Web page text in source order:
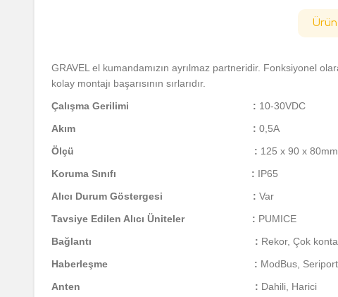
GRAVEL el kumandamızın ayrılmaz partneridir. Fonksiyonel
kolay montajı başarısının sırlarıdır.
Çalışma Gerilimi : 10-30VDC
Akım : 0,5A
Ölçü : 125 x 90 x 80mm
Koruma Sınıfı : IP65
Alıcı Durum Göstergesi : Var
Tavsiye Edilen Alıcı Üniteler : PUMICE
Bağlantı : Rekor, Çok
Haberleşme : ModBus, Seriport
Anten : Dahili, Harici